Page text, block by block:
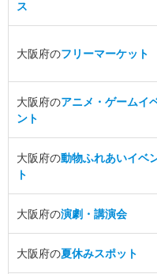
ス
大阪府のフリーマーケット
大阪府のアニメ・ゲームイ
ント
大阪府の動物ふれあいイベ
ト
大阪府の演劇・講演会
大阪府の夏休みスポット